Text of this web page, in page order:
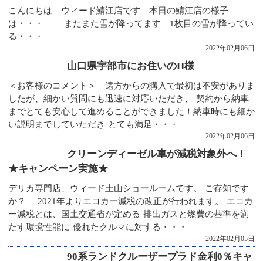
こんにちは ウィード鯖江店です 本日の鯖江店の様子
は・・・ またまた雪が降ってます 1枚目の雪が降ってい
る・・・
2022年02月06日
山口県宇部市にお住いのH様
＜お客様のコメント＞ 遠方からの購入で最初は不安がありま
したが、細かい質問にも迅速に対応いただき、 契約から納車
までとても安心して進めることができました！納車時にも細か
い説明までしていただき とても満足・・・
2022年02月06日
クリーンディーゼル車が減税対象外へ！
★キャンペーン実施★
デリカ専門店、ウィード土山ショールームです。 ご存知です
か？ 2021年よりエコカー減税の改正が行われます。 エコカ
ー減税とは、国土交通省が定める 排出ガスと燃費の基準を満
たす環境性能に 優れたクルマに対する・・・
2022年02月05日
90系ランドクルーザープラド金利0％キャ